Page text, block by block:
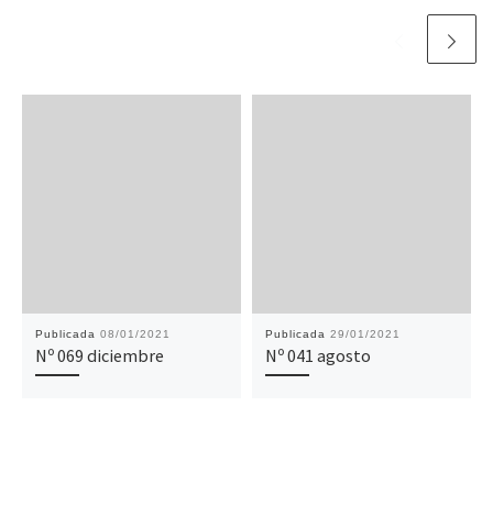
Publicada 08/01/2021
Nº 069 diciembre
Publicada 29/01/2021
Nº 041 agosto